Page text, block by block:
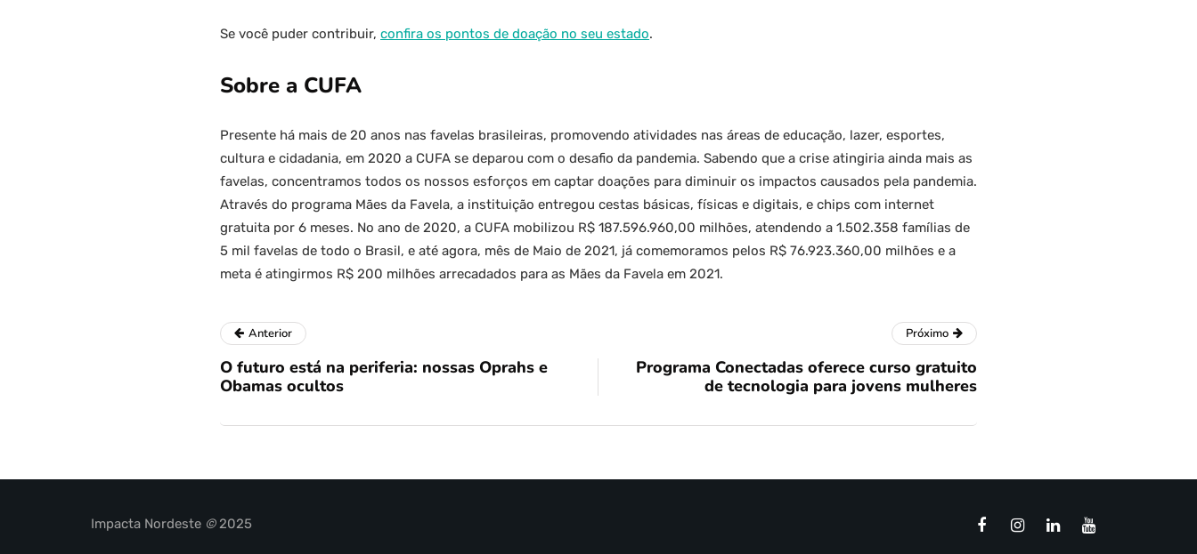
Se você puder contribuir, confira os pontos de doação no seu estado.
Sobre a CUFA
Presente há mais de 20 anos nas favelas brasileiras, promovendo atividades nas áreas de educação, lazer, esportes,
cultura e cidadania, em 2020 a CUFA se deparou com o desafio da pandemia. Sabendo que a crise atingiria ainda mais as
favelas, concentramos todos os nossos esforços em captar doações para diminuir os impactos causados pela pandemia.
Através do programa Mães da Favela, a instituição entregou cestas básicas, físicas e digitais, e chips com internet
gratuita por 6 meses. No ano de 2020, a CUFA mobilizou R$ 187.596.960,00 milhões, atendendo a 1.502.358 famílias de
5 mil favelas de todo o Brasil, e até agora, mês de Maio de 2021, já comemoramos pelos R$ 76.923.360,00 milhões e a
meta é atingirmos R$ 200 milhões arrecadados para as Mães da Favela em 2021.
Anterior
O futuro está na periferia: nossas Oprahs e
Obamas ocultos
Próximo
Programa Conectadas oferece curso gratuito
de tecnologia para jovens mulheres
Impacta Nordeste ©2025